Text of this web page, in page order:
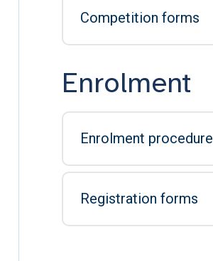
Competition forms
Enrolment
Enrolment procedure
Registration forms